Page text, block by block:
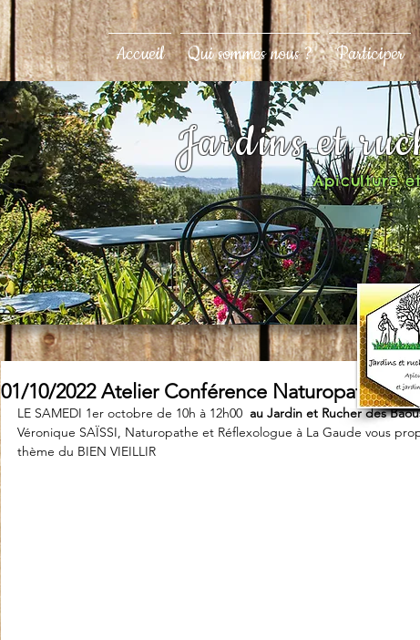
01/10/2022 Atelier Conférence Naturopathie :
LE SAMEDI 1er octobre de 10h à 12h00 au Jardin et Rucher des
Véronique SAÏSSI, Naturopathe et Réflexologue à La Gaude vous
thème du BIEN VIEILLIR
Accueil Qui sommes nous ? Participer
Jardins et
Apiculture et